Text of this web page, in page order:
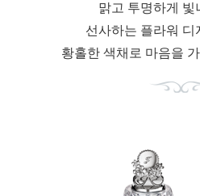
맑고 투명하게 빛
선사하는 플라워 디
황홀한 색채로 마음을